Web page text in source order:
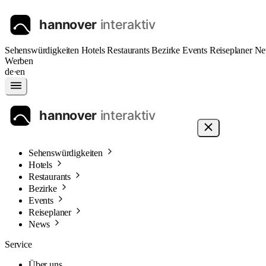
Sehenswürdigkeiten HotelsRestaurantsBezirke Events Reiseplaner
Werben
de·en
Sehenswürdigkeiten
Hotels
Restaurants
Bezirke
Events
Reiseplaner
News
Service